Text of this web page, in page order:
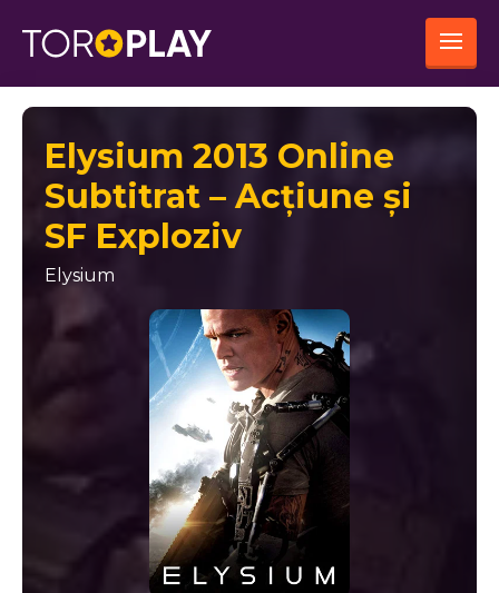
Elysium 2013 Online
Subtitrat – Acțiune și
SF Exploziv
Elysium